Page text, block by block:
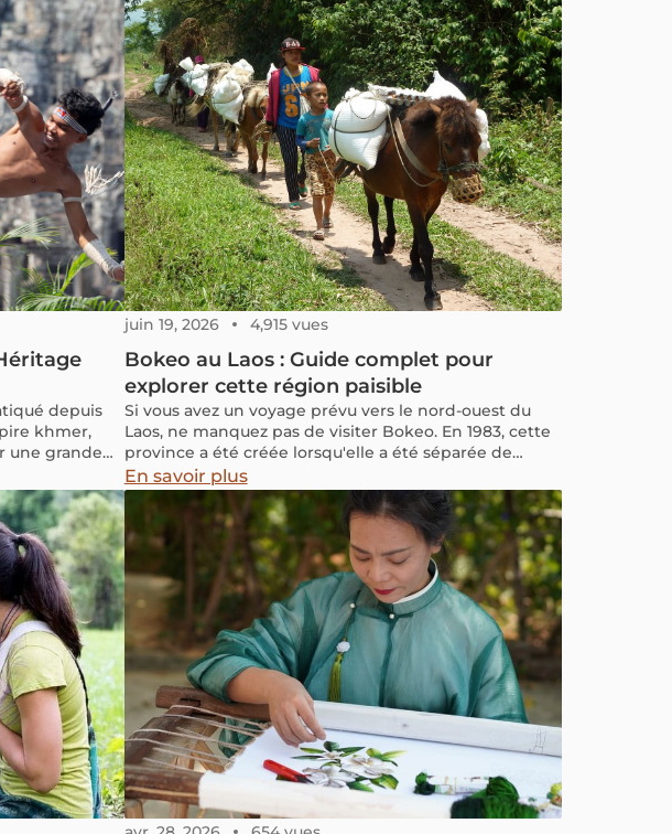
depuis
khmer,
une grande
du Vietnam.
du
la
juin 19, 2026 4,915 vues
Bokeo au Laos : Guide complet pour
explorer cette région paisible
Si vous avez un voyage prévu vers le nord-ouest du
Laos, ne manquez pas de visiter Bokeo. En 1983, cette
province a été créée lorsqu'elle a été séparée de
Luang Prabang. Le nom "Bokeo" vient du mot lao qui
signifie « mine de jade », probablement en raison de la
richesse de la province en pierres précieuses.
En savoir plus